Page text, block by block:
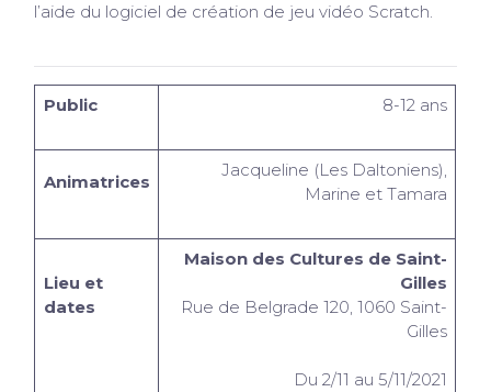
l’aide du logiciel de création de jeu vidéo Scratch.
Public 8-12 ans
Animatrices
Jacqueline (Les Daltoniens),
Marine et Tamara
Lieu et
dates
Maison des Cultures de Saint-
Gilles
Rue de Belgrade 120, 1060 Saint-
Gilles
Du 2/11 au 5/11/2021